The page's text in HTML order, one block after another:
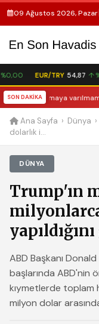
09 Ağustos 2026, Pazar
EUR/TRY 54,87 ↑
SON DAKİKA
anlaşmaya
Ana Sayfa › Dünya ›
dolarlık i...
DÜNYA
Trump'ın
ABD Başkanı
başlarında ABD'nin
kıymetlerde toplam
milyon dolar